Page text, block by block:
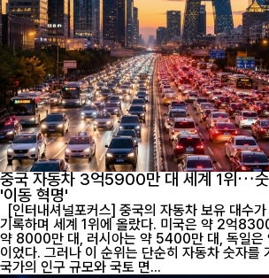
중국 자동차 3억5900만 대 세계 1위…숫
'이동 혁명'
[인터내셔널포커스] 중국의 자동차 보유 대수
기록하며 세계 1위에 올랐다. 미국은 약 2억
약 8000만 대, 러시아는 약 5400만 대, 독일은
이었다. 그러나 이 순위는 단순히 자동차 숫자를
국가의 인구 규모와 국토 면...